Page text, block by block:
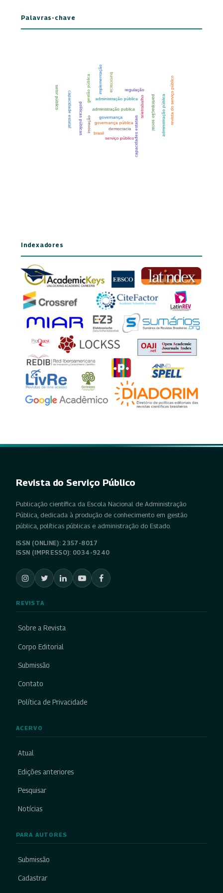
Palavras-chave
Indexadores
Revista do Serviço Público
Publicação científica da Escola Nacional de Administração
Pública, dedicada à produção de conhecimento em gestão
pública, políticas públicas e administração do Estado.
ISSN (ONLINE): 2357-8017
ISSN (IMPRESSO): 0034-9240
REVISTA
Sobre a Revista
Corpo Editorial
Submissão
Contato
Política de Privacidade
ACERVO
Atual
Edições anteriores
Pesquisar
Notícias
PARA AUTORES
Submissão
Cadastrar